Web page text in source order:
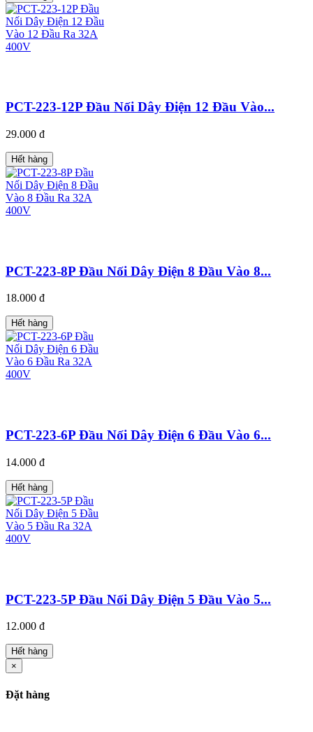
PCT-223-12P Đầu Nối Dây Điện 12 Đầu Vào...
29.000 đ
Hết hàng
PCT-223-8P Đầu Nối Dây Điện 8 Đầu Vào 8...
18.000 đ
Hết hàng
PCT-223-6P Đầu Nối Dây Điện 6 Đầu Vào 6...
14.000 đ
Hết hàng
PCT-223-5P Đầu Nối Dây Điện 5 Đầu Vào 5...
12.000 đ
Hết hàng
×
Đặt hàng